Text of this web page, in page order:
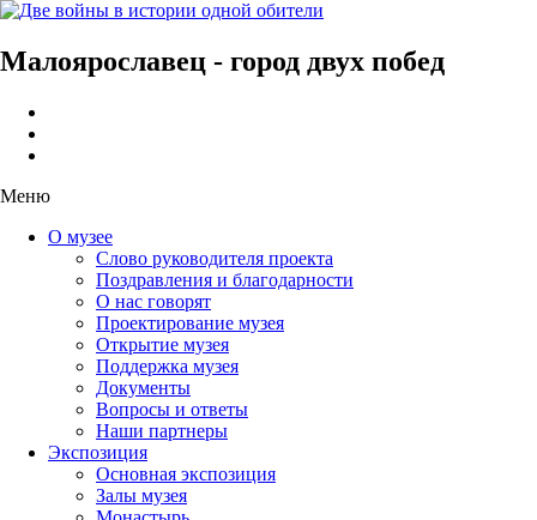
Малоярославец - город двух побед
Меню
О музее
Слово руководителя проекта
Поздравления и благодарности
О нас говорят
Проектирование музея
Открытие музея
Поддержка музея
Документы
Вопросы и ответы
Наши партнеры
Экспозиция
Основная экспозиция
Залы музея